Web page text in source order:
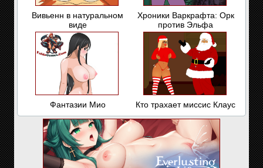
Вивьенн в натуральном
виде
Хроники Варкрафта: Орк
против Эльфа
Фантазии Мио Кто трахает миссис Клаус